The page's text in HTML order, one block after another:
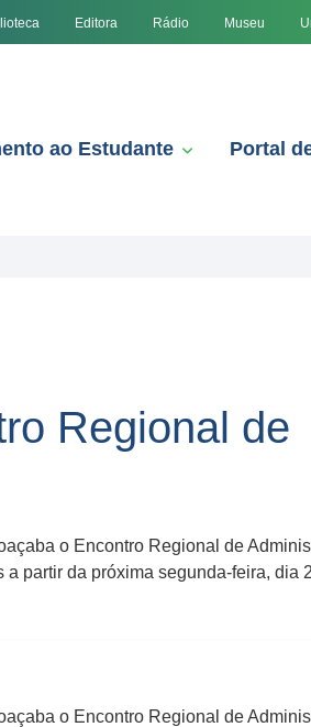
Editora Rádio Museu
ao Estudante Portal
Regional de
o Encontro Regional de
partir da próxima segunda-feira, dia
o Encontro Regional de